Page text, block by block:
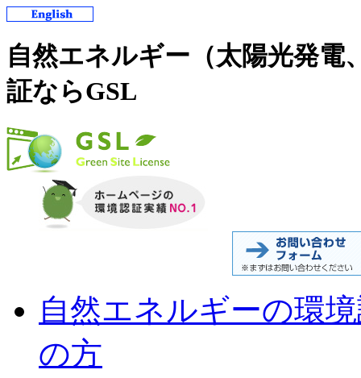
自然エネルギー（太陽光発電
証ならGSL
自然エネルギーの環
の方